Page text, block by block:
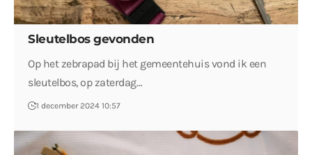
Sleutelbos gevonden
Op het zebrapad bij het gemeentehuis vond ik een
sleutelbos, op zaterdag…
1 december 2024 10:57